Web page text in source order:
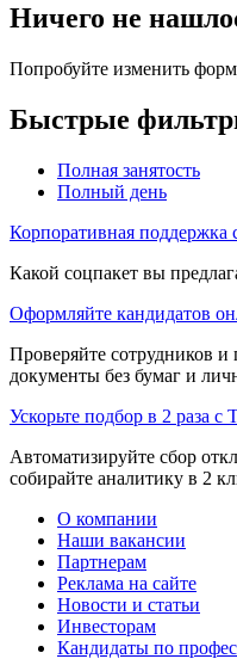
Ничего не
Попробуйте изменить
Быстрые
Полная занятость
Полный день
Корпоративная поддержка
Какой соцпакет вы
Оформляйте кандидатов
Проверяйте сотрудников
документы без бумаг и
Ускорьте подбор в 2 раза с
Автоматизируйте сбор
собирайте аналитику в 2
О компании
Наши вакансии
Партнерам
Реклама на сайте
Новости и статьи
Инвесторам
Кандидаты по